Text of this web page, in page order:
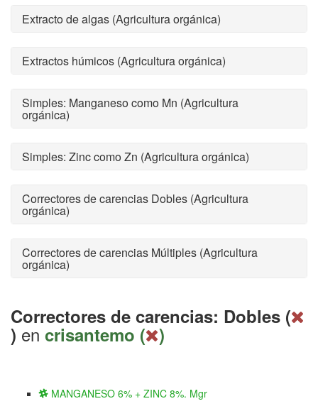
Extracto de algas (Agricultura orgánica)
Extractos húmicos (Agricultura orgánica)
Simples: Manganeso como Mn (Agricultura
orgánica)
Simples: Zinc como Zn (Agricultura orgánica)
Correctores de carencias Dobles (Agricultura
orgánica)
Correctores de carencias Múltiples (Agricultura
orgánica)
Correctores de carencias: Dobles (
) en crisantemo ( )
MANGANESO 6% + ZINC 8%. Mgr